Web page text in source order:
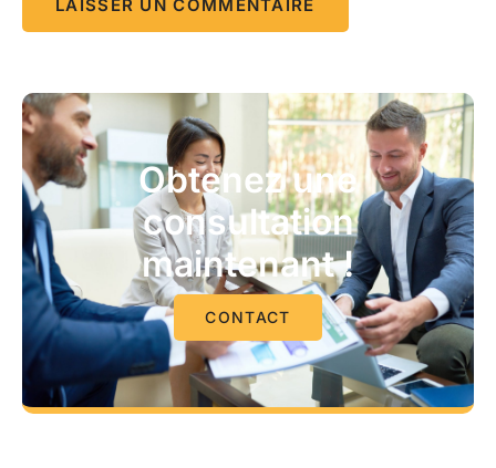
Obtenez une
consultation
maintenant !
CONTACT